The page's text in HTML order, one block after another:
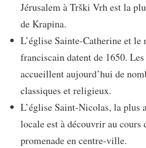
Jérusalem à Trški Vrh est la
de Krapina.
L’église Sainte-Catherine et le
franciscain datent de 1650.
accueillent aujourd’hui de
classiques et religieux.
L’église Saint-Nicolas, la plus
locale est à découvrir au cours
promenade en centre-ville.